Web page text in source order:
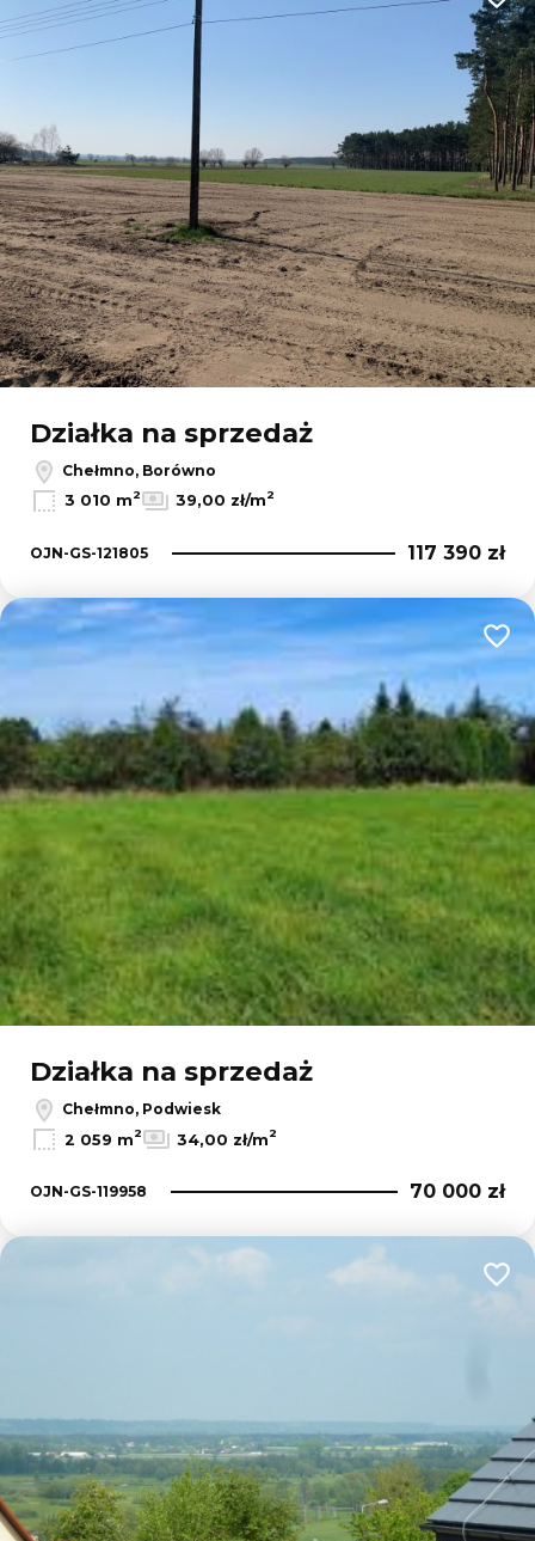
Działka na sprzedaż
Chełmno, Borówno
3 010 m2 39,00 zł/m2
OJN-GS-121805 117 390 zł
Działka na sprzedaż
Chełmno, Podwiesk
2 059 m2 34,00 zł/m2
OJN-GS-119958 70 000 zł